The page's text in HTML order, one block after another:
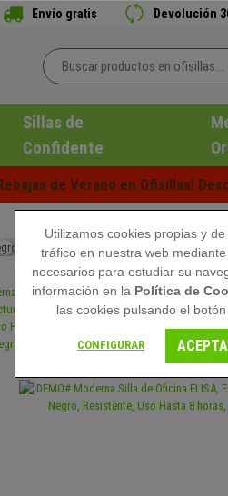
Envío gratis Devolución
Sillas de
Confidente
de Verano en Ofisillas!
Utilizamos cookies propias y
tráfico en nuestra web
necesarios para estudiar su
información en la Política de
las cookies pulsando el
CONFIGURAR